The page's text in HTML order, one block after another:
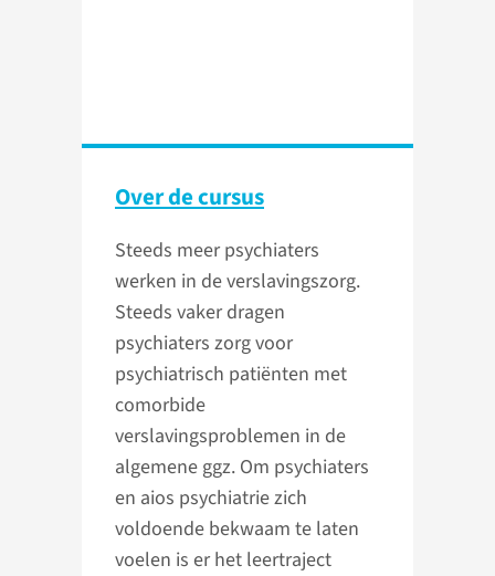
Over de cursus
Steeds meer psychiaters
werken in de verslavingszorg.
Steeds vaker dragen
psychiaters zorg voor
psychiatrisch patiënten met
comorbide
verslavingsproblemen in de
algemene ggz. Om psychiaters
en aios psychiatrie zich
voldoende bekwaam te laten
voelen is er het leertraject